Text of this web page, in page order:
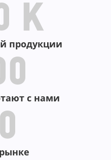
K
продукции
с нами